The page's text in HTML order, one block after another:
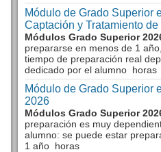
Módulo de Grado Superior
Captación y Tratamiento
Módulos Grado Superior
prepararse en menos de 1
tiempo de preparación real
dedicado por el alumno horas
Módulo de Grado Superior
2026
Módulos Grado Superior
preparación es muy
alumno: se puede estar
1 año horas